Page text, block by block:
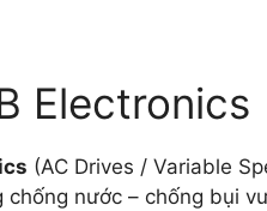
Electronics
(AC Drives / Variable
chống nước – chống bụi